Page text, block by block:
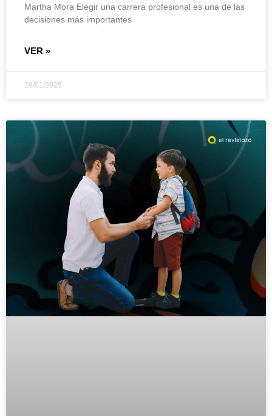
Martha Mora Elegir una carrera profesional es una de las
decisiones más importantes
VER »
28/01/2025